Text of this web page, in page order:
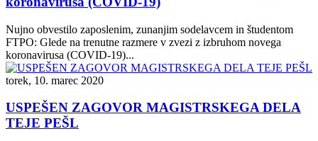
Nujno obvestilo zaposlenim, zunanjim sodelavcem in študentom
FTPO: Glede na trenutne razmere v zvezi z izbruhom novega
koronavirusa (COVID-19)...
torek, 10. marec 2020
USPEŠEN ZAGOVOR MAGISTRSKEGA DELA
TEJE PEŠL